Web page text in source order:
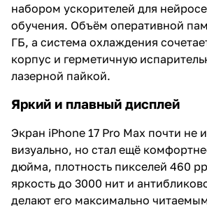
набором ускорителей для
обучения. Объём оперативной
ГБ, а система охлаждения
корпус и герметичную
лазерной пайкой.
Яркий и плавный дисплей
Экран iPhone 17 Pro Max почти не
визуально, но стал ещё
дюйма, плотность пикселей 460
яркость до 3000 нит и
делают его максимально